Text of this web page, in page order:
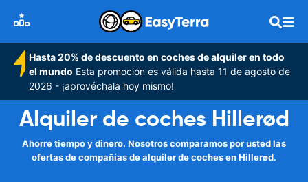
Hasta 20% de descuento en coches de alquiler en todo
el mundo Esta promoción es válida hasta 11 de agosto de
2026 - ¡aprovéchala hoy mismo!
Alquiler de coches Hillerød
Ahorre tiempo y dinero. Nosotros comparamos por usted las
ofertas de compañías de alquiler de coches en Hillerød.